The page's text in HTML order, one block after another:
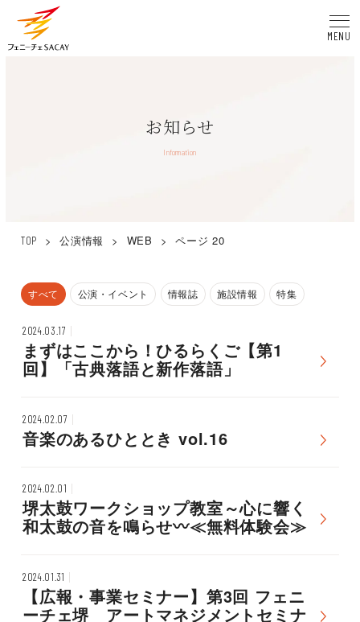
MENU
お知らせ
Information
TOP > 公演情報 > WEB > ページ 20
すべて 公演・イベント 情報誌 施設情報 特集
2024.03.17
まずはここから！ひるらくご【第1
回】「古典落語と新作落語」
2024.02.07
音楽のあるひととき vol.16
2024.02.01
堺太鼓ワークショップ教室～心に響く
和太鼓の音を鳴らせ〰≪無料体験会≫
2024.01.31
【広報・事業セミナー】第3回 フェニ
ーチェ堺 アートマネジメントセミナ